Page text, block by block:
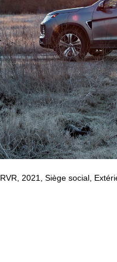
RVR,2021,Siège social,